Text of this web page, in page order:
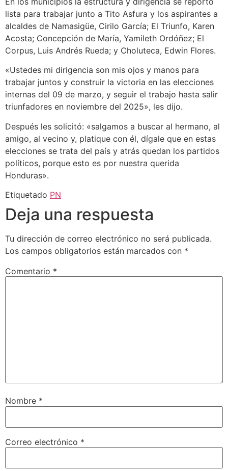
lista para trabajar junto a Tito Asfura y los aspirantes a
alcaldes de Namasigüe, Cirilo García; El Triunfo, Karen
Acosta; Concepción de María, Yamileth Ordóñez; El
Corpus, Luis Andrés Rueda; y Choluteca, Edwin Flores.
«Ustedes mi dirigencia son mis ojos y manos para
trabajar juntos y construir la victoria en las elecciones
internas del 09 de marzo, y seguir el trabajo hasta salir
triunfadores en noviembre del 2025», les dijo.
Después les solicitó: «salgamos a buscar al hermano, al
amigo, al vecino y, platique con él, dígale que en estas
elecciones se trata del país y atrás quedan los partidos
políticos, porque esto es por nuestra querida
Honduras».
Etiquetado PN
Deja una respuesta
Tu dirección de correo electrónico no será publicada.
Los campos obligatorios están marcados con *
Comentario *
Nombre *
Correo electrónico *